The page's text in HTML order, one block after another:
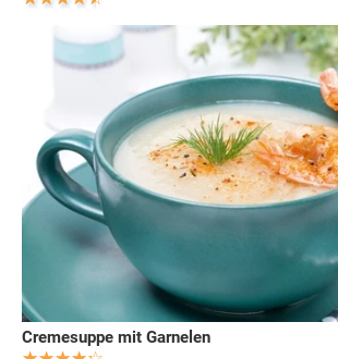
Cremesuppe mit Garnelen